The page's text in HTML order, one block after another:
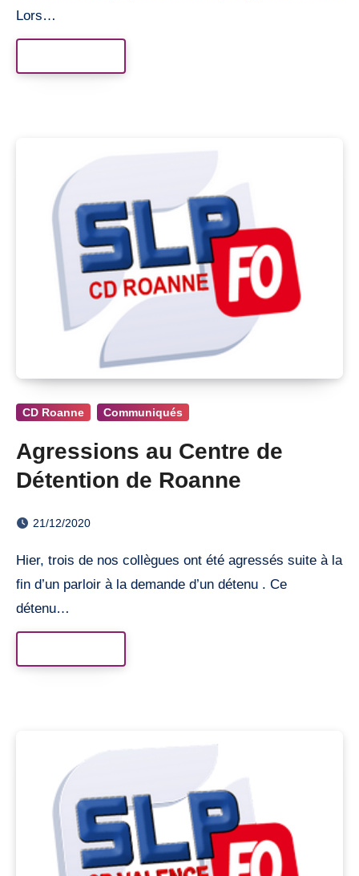
Lors…
CD Roanne Communiqués
Agressions au Centre de
Détention de Roanne
21/12/2020
Hier, trois de nos collègues ont été agressés suite à la
fin d’un parloir à la demande d’un détenu . Ce
détenu…